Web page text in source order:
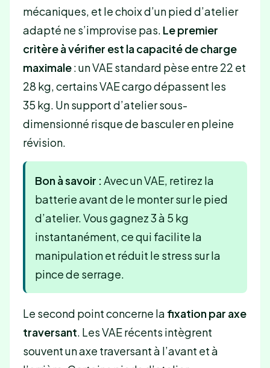
mécaniques, et le choix d’un pied d’atelier
adapté ne s’improvise pas. Le premier
critère à vérifier est la capacité de charge
maximale: un VAE standard pèse entre 22 et
28 kg, certains VAE cargo dépassent les
35 kg. Un support d’atelier sous-
dimensionné risque de basculer en pleine
révision.
Bon à savoir :Avec un VAE, retirez la
batterie avant de le monter sur le pied
d’atelier. Vous gagnez 3 à 5 kg
instantanément, ce qui facilite la
manipulation et réduit le stress sur la
pince de serrage.
Le second point concerne la fixation par axe
traversant. Les VAE récents intègrent
souvent un axe traversant à l’avant et à